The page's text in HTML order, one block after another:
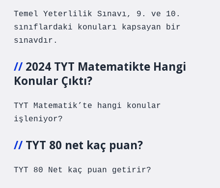
Temel Yeterlilik Sınavı, 9. ve 10.
sınıflardaki konuları kapsayan bir
sınavdır.
2024 TYT Matematikte Hangi
Konular Çıktı?
TYT Matematik’te hangi konular
işleniyor?
TYT 80 net kaç puan?
TYT 80 Net kaç puan getirir?